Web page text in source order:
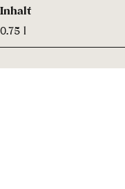
Inhalt
0.75 l